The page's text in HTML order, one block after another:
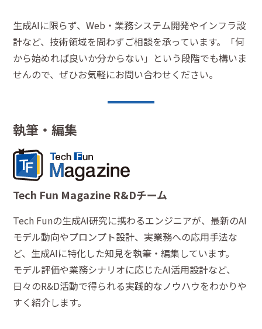
生成AIに限らず、Web・業務システム開発やインフラ設
計など、技術領域を問わずご相談を承っています。「何
から始めれば良いか分からない」という段階でも構いま
せんので、ぜひお気軽にお問い合わせください。
執筆・編集
Tech Fun Magazine R&Dチーム
Tech Funの生成AI研究に携わるエンジニアが、最新のAI
モデル動向やプロンプト設計、実業務への応用手法な
ど、生成AIに特化した知見を執筆・編集しています。
モデル評価や業務シナリオに応じたAI活用設計など、
日々のR&D活動で得られる実践的なノウハウをわかりや
すく紹介します。